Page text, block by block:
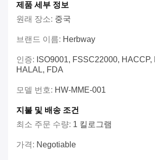
제품 세부 정보
원래 장소: 중국
브랜드 이름: Herbway
인증: ISO9001, FSSC22000, HACCP,
HALAL, FDA
모델 번호: HW-MME-001
지불 및 배송 조건
최소 주문 수량: 1 킬로그램
가격: Negotiable